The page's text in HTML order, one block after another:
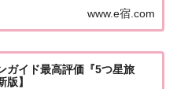
ました♪ いずれのホテルも人気ランキ
に上位を賑わす有名ホテル。各ホテル
www.e宿.com
ガイド最高評価『5つ星旅
版】